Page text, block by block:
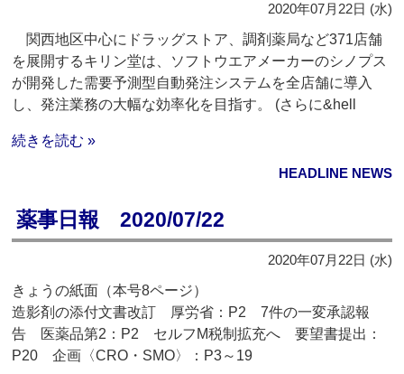
2020年07月22日 (水)
関西地区中心にドラッグストア、調剤薬局など371店舗
を展開するキリン堂は、ソフトウエアメーカーのシノプス
が開発した需要予測型自動発注システムを全店舗に導入
し、発注業務の大幅な効率化を目指す。 (さらに&hell
続きを読む »
HEADLINE NEWS
薬事日報 2020/07/22
2020年07月22日 (水)
きょうの紙面（本号8ページ）
造影剤の添付文書改訂 厚労省：P2 7件の一変承認報
告 医薬品第2：P2 セルフM税制拡充へ 要望書提出：
P20 企画〈CRO・SMO〉：P3～19